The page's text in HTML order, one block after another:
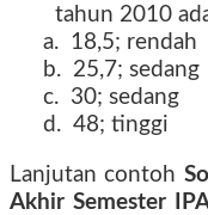
tahun 2010
a. 18,5; rendah
b. 25,7; sedang
c. 30; sedang
d. 48; tinggi
Lanjutan contoh
Akhir Semester